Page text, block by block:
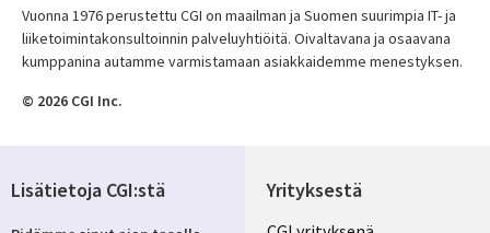
Vuonna 1976 perustettu CGI on maailman ja Suomen suurimpia IT- ja
liiketoimintakonsultoinnin palveluyhtiöitä. Oivaltavana ja osaavana
kumppanina autamme varmistamaan asiakkaidemme menestyksen.
© 2026 CGI Inc.
Yrityksestä
Lisätietoja CGI:stä